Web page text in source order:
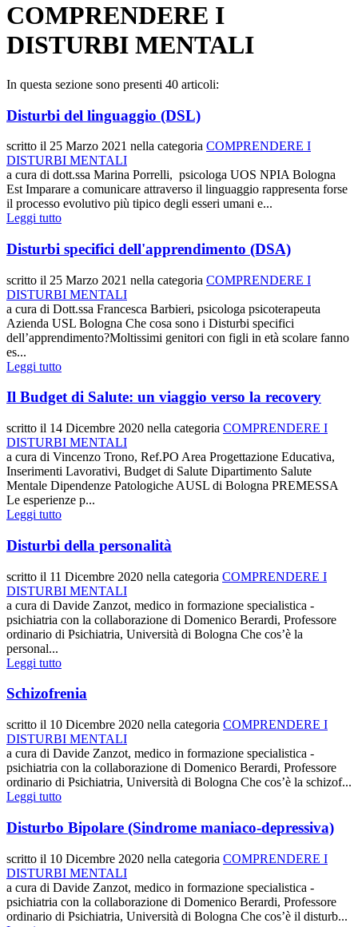
COMPRENDERE I
DISTURBI MENTALI
In questa sezione sono presenti 40 articoli:
Disturbi del linguaggio (DSL)
scritto il 25 Marzo 2021 nella categoria COMPRENDERE I
DISTURBI MENTALI
a cura di dott.ssa Marina Porrelli, psicologa UOS NPIA Bologna
Est Imparare a comunicare attraverso il linguaggio rappresenta forse
il processo evolutivo più tipico degli esseri umani e...
Leggi tutto
Disturbi specifici dell'apprendimento (DSA)
scritto il 25 Marzo 2021 nella categoria COMPRENDERE I
DISTURBI MENTALI
a cura di Dott.ssa Francesca Barbieri, psicologa psicoterapeuta
Azienda USL Bologna Che cosa sono i Disturbi specifici
dell’apprendimento?Moltissimi genitori con figli in età scolare fanno
es...
Leggi tutto
Il Budget di Salute: un viaggio verso la recovery
scritto il 14 Dicembre 2020 nella categoria COMPRENDERE I
DISTURBI MENTALI
a cura di Vincenzo Trono, Ref.PO Area Progettazione Educativa,
Inserimenti Lavorativi, Budget di Salute Dipartimento Salute
Mentale Dipendenze Patologiche AUSL di Bologna PREMESSA
Le esperienze p...
Leggi tutto
Disturbi della personalità
scritto il 11 Dicembre 2020 nella categoria COMPRENDERE I
DISTURBI MENTALI
a cura di Davide Zanzot, medico in formazione specialistica -
psichiatria con la collaborazione di Domenico Berardi, Professore
ordinario di Psichiatria, Università di Bologna Che cos’è la
personal...
Leggi tutto
Schizofrenia
scritto il 10 Dicembre 2020 nella categoria COMPRENDERE I
DISTURBI MENTALI
a cura di Davide Zanzot, medico in formazione specialistica -
psichiatria con la collaborazione di Domenico Berardi, Professore
ordinario di Psichiatria, Università di Bologna Che cos’è la schizof...
Leggi tutto
Disturbo Bipolare (Sindrome maniaco-depressiva)
scritto il 10 Dicembre 2020 nella categoria COMPRENDERE I
DISTURBI MENTALI
a cura di Davide Zanzot, medico in formazione specialistica -
psichiatria con la collaborazione di Domenico Berardi, Professore
ordinario di Psichiatria, Università di Bologna Che cos’è il disturb...